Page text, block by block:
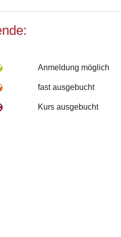
Anmeldung möglich
fast ausgebucht
Kurs ausgebucht